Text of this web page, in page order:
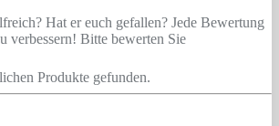
Hat er euch gefallen? Jede Bewertung
verbessern! Bitte bewerten Sie
Produkte gefunden.